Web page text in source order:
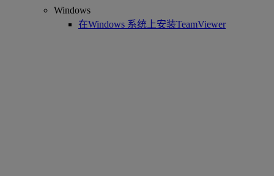
Windows
在Windows 系统上安装TeamViewer